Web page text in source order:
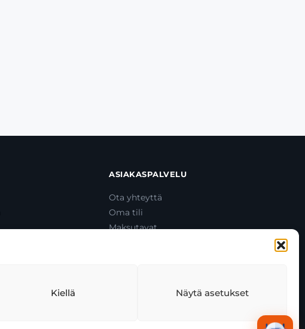
Kiellä Näytä asetukset
ASIAKASPALVELU
Ota yhteyttä
Oma tili
Maksutavat
asiakaspalvelu@toolcat.fi